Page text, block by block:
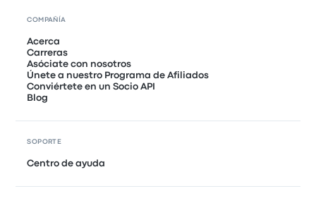
COMPAÑÍA
Acerca
Carreras
Asóciate con nosotros
Únete a nuestro Programa de Afiliados
Conviértete en un Socio API
Blog
SOPORTE
Centro de ayuda